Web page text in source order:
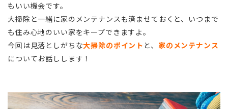
もいい機会です。
大掃除と一緒に家のメンテナンスも済ませておくと、いつまで
も住み心地のいい家をキープできますよ。
今回は見落としがちな大掃除のポイント と、 家のメンテナンス
についてお話しします！